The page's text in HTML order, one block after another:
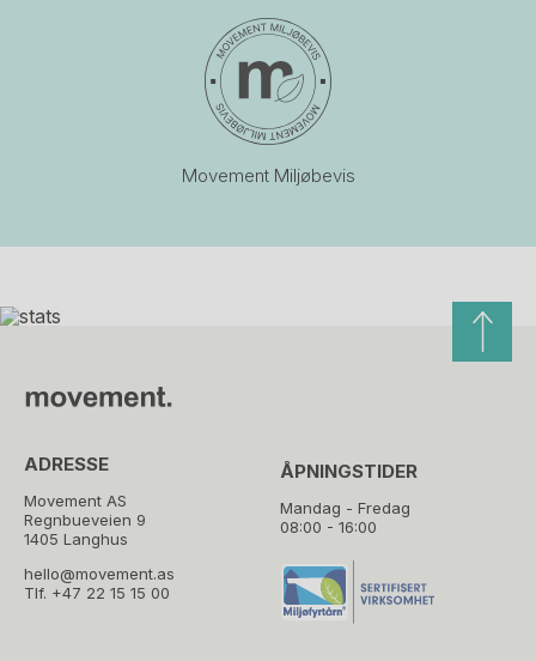
Movement Miljøbevis
ADRESSE
Movement AS
Regnbueveien 9
1405 Langhus
hello@movement.as
Tlf. +47 22 15 15 00
ÅPNINGSTIDER
Mandag - Fredag
08:00 - 16:00